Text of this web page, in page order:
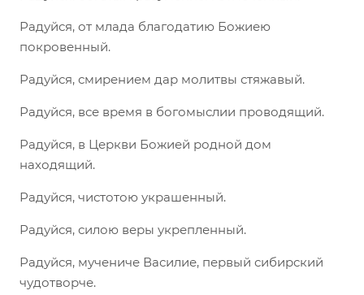
Радуйся, от млада благодатию Божиею
покровенный.
Радуйся, смирением дар молитвы стяжавый.
Радуйся, все время в богомыслии проводящий.
Радуйся, в Церкви Божией родной дом
находящий.
Радуйся, чистотою украшенный.
Радуйся, силою веры укрепленный.
Радуйся, мучениче Василие, первый сибирский
чудотворче.